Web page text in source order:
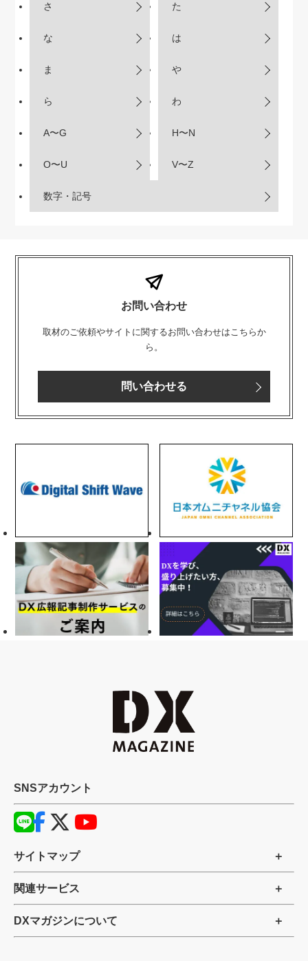
さ た
な は
ま や
ら わ
A〜G H〜N
O〜U V〜Z
数字・記号
お問い合わせ
取材のご依頼やサイトに関するお問い合わせはこちらか
ら。
問い合わせる
SNSアカウント
サイトマップ
関連サービス
DXマガジンについて